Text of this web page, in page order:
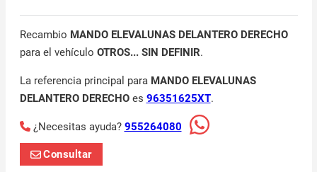
Recambio MANDO ELEVALUNAS DELANTERO DERECHO
para el vehículo OTROS... SIN DEFINIR.
La referencia principal para MANDO ELEVALUNAS
DELANTERO DERECHOes 96351625XT.
¿Necesitas ayuda? 955264080
Consultar